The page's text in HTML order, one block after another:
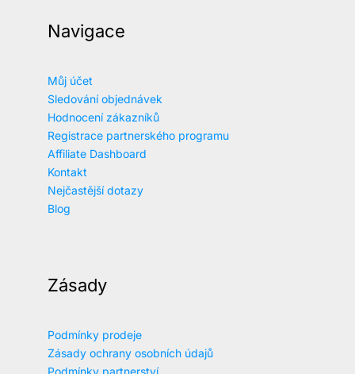
Navigace
Můj účet
Sledování objednávek
Hodnocení zákazníků
Registrace partnerského programu
Affiliate Dashboard
Kontakt
Nejčastější dotazy
Blog
Zásady
Podmínky prodeje
Zásady ochrany osobních údajů
Podmínky partnerství